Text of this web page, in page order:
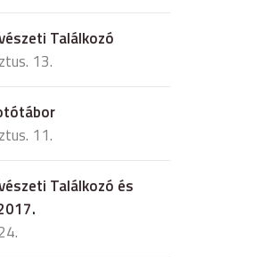
Találkozó
13.
11.
Találkozó és